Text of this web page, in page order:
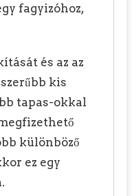
fagyizóhoz,
és az az
kis
tapas-okkal
különböző
ez egy